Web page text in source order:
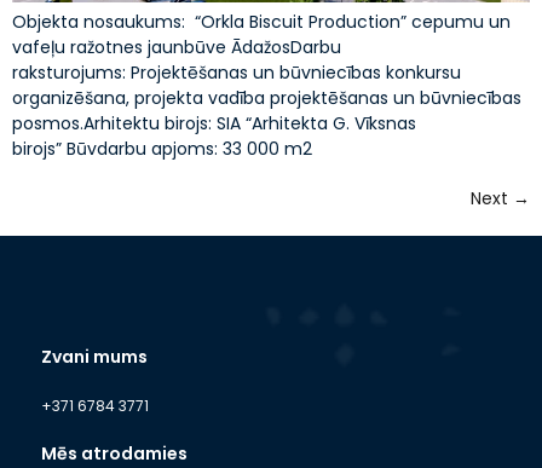
Objekta nosaukums: “Orkla Biscuit Production” cepumu un
vafeļu ražotnes jaunbūve ĀdažosDarbu
raksturojums: Projektēšanas un būvniecības konkursu
organizēšana, projekta vadība projektēšanas un būvniecības
posmos.Arhitektu birojs: SIA “Arhitekta G. Vīksnas
birojs” Būvdarbu apjoms: 33 000 m2
Next →
Zvani mums
+371 6784 3771
Mēs atrodamies